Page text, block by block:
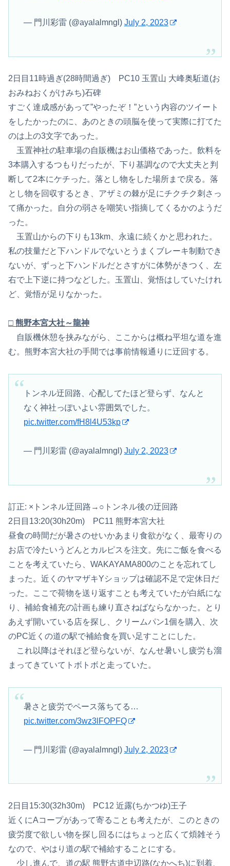
— 門川彩雷 (@ayalalmngl) July 2, 2023
2日目11時過ぎ(28時間過ぎ) PC10 玉置山 大峰奥駈道(お
おみねおくがけみち)石碑
すごく達成感があって”やったぞ！”という内容のツイート
をしたかったのに、あのときの頭脳を使って実際に打てた
のは上の3文字であった。
玉置神社の駐車場の自販機はお山価格であった。飲料を
3本購入するつもりだったが、下り基調なので大丈夫と判
断して2本にケチった。落とし物をした場所まで戻る。落
とし物を回収するとき、アザミの棘が足にチクチク刺さっ
て痛かった。自分の弱さを嘲笑い指摘してくるかのようだ
った。
玉置山からの下りも13km、永遠に続くかと思われた。
私の技量だと下ハンドルでないとうまくブレーキ制動でき
ないが、ずっと下ハンドルだとさすがに体勢がきつく、左
右で上下逆に持つなどした。玉置山、覚悟はしていたけれ
ど、覚悟が足りなかった。
□ 熊野本宮大社～龍神
自販機休憩を挟みながら、ここからは概ね平坦な道を進
む。熊野本宮大社の手間では事前情報通りに迂回する。
トンネル迂回路、心配してたほど登らず、なんと
なく神社っぽいよい雰囲気でした。
pic.twitter.com/fH8l4U53kp
— 門川彩雷 (@ayalalmngl) July 2, 2023
訂正: ×トンネル迂回路→○トンネル後の迂回路
2日目13:20(30h20m) PC11 熊野本宮大社
昼食の時間だが暑さのせいかあまり食欲がなく、最寄りの
お店で冷たいうどんとカルピスを注文。先にご飯を食べる
ことを考えていたら、WAKAYAMA800のことを忘れてし
まった。近くのヤマザキYショップは確認不足で定休日だ
った。ここで荷物を送り返すことも考えていたが白紙にな
り、補給食補充の計画も練り直さねばならなかった。とり
あえず開いている店を探し、クリームパン1個を購入、次
のPC近くの道の駅で補給食を買い足すことにした。
これ以降はそれほど登らないが、なんせ暑いし疲労も溜
まってきていてトボトボと走っていた。
暑さと疲労でペース落ちてる…
pic.twitter.com/3wz3lFOPFQ
— 門川彩雷 (@ayalalmngl) July 2, 2023
2日目15:30(32h30m) PC12 近露(ちかつゆ)王子
近くにAコープがあって寄ることも考えたが、このときの
疲労度で欲しい物を探し回るにはちょっと広くて煩雑そう
なので、やはり道の駅で補給することにする。
少し進んで、道の駅 熊野古道中辺路(なかへち)に到着、